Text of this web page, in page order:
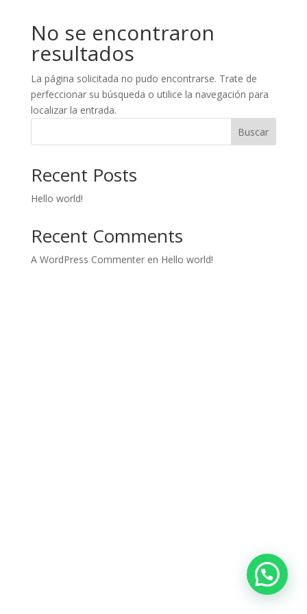
No se encontraron
resultados
La página solicitada no pudo encontrarse. Trate de
perfeccionar su búsqueda o utilice la navegación para
localizar la entrada.
Buscar
Recent Posts
Hello world!
Recent Comments
A WordPress Commenteren Hello world!